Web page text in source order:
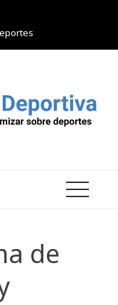
de